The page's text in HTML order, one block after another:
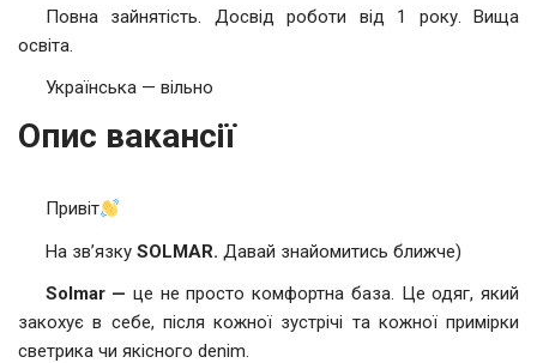
Повна зайнятість. Досвід роботи від 1 року. Вища
освіта.
Українська — вільно
Опис вакансії
Привіт
На зв’язку SOLMAR. Давай знайомитись ближче)
Solmar — це не просто комфортна база. Це одяг, який
закохує в себе, після кожної зустрічі та кожної примірки
светрика чи якісного denim.